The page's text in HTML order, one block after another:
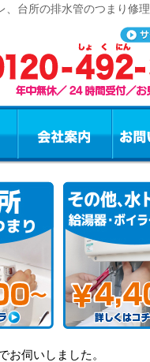
、台所の排水管のつまり修理
お伺いしました。